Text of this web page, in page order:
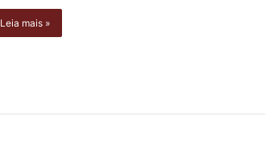
Leia mais »